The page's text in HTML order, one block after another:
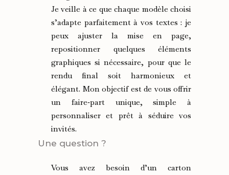
Je veille à ce que chaque modèle choisi
s’adapte parfaitement à vos textes : je
peux ajuster la mise en page,
repositionner quelques éléments
graphiques si nécessaire, pour que le
rendu final soit harmonieux et
élégant. Mon objectif est de vous offrir
un faire‑part unique, simple à
personnaliser et prêt à séduire vos
invités.
Une question ?
Vous avez besoin d’un carton